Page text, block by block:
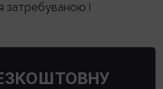
затребуваною і